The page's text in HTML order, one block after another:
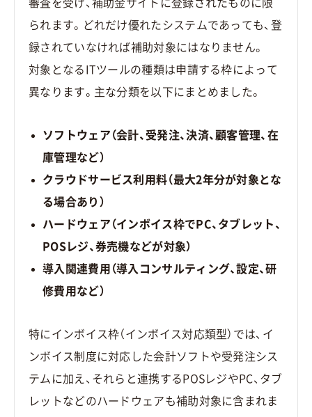
審査を受け、補助金サイトに登録されたものに限
られます。どれだけ優れたシステムであっても、登
録されていなければ補助対象にはなりません。
対象となるITツールの種類は申請する枠によって
異なります。主な分類を以下にまとめました。
ソフトウェア（会計、受発注、決済、顧客管理、在
庫管理など）
クラウドサービス利用料（最大2年分が対象とな
る場合あり）
ハードウェア（インボイス枠でPC、タブレット、
POSレジ、券売機などが対象）
導入関連費用（導入コンサルティング、設定、研
修費用など）
特にインボイス枠（インボイス対応類型）では、イ
ンボイス制度に対応した会計ソフトや受発注シス
テムに加え、それらと連携するPOSレジやPC、タブ
レットなどのハードウェアも補助対象に含まれま